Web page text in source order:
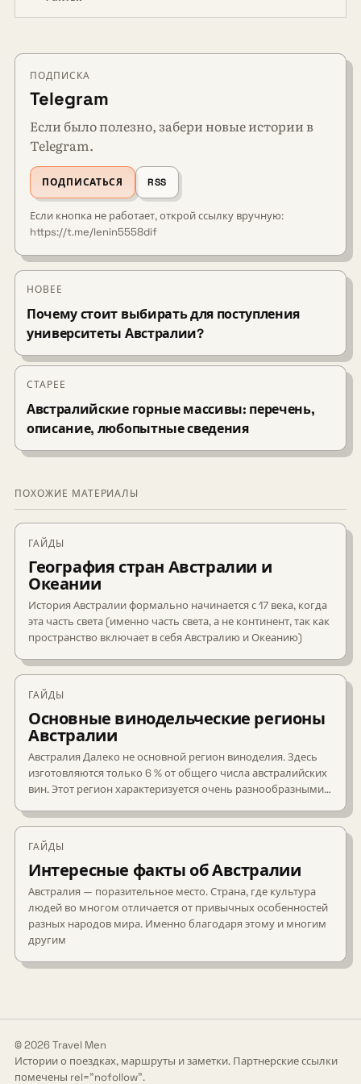
ПОДПИСКА
Telegram
Если было полезно, забери новые истории в
Telegram.
ПОДПИСАТЬСЯ RSS
Если кнопка не работает, открой ссылку вручную:
https://t.me/lenin5558dif
НОВЕЕ
Почему стоит выбирать для поступления
университеты Австралии?
СТАРЕЕ
Австралийские горные массивы: перечень,
описание, любопытные сведения
ПОХОЖИЕ МАТЕРИАЛЫ
ГАЙДЫ
География стран Австралии и
Океании
История Австралии формально начинается с 17 века, когда
эта часть света (именно часть света, а не континент, так как
пространство включает в себя Австралию и Океанию)
ГАЙДЫ
Основные винодельческие регионы
Австралии
Австралия Далеко не основной регион виноделия. Здесь
изготовляются только 6 % от общего числа австралийских
вин. Этот регион характеризуется очень разнообразными…
ГАЙДЫ
Интересные факты об Австралии
Австралия — поразительное место. Страна, где культура
людей во многом отличается от привычных особенностей
разных народов мира. Именно благодаря этому и многим
другим
© 2026 Travel Men
Истории о поездках, маршруты и заметки. Партнерские ссылки
помечены rel="nofollow".